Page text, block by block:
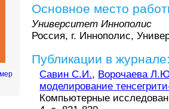
Основное место
Университет Иннополис
Россия, г. Иннополис,
Публикации в
Савин С.И., Ворочаева
моделирование
Компьютерные